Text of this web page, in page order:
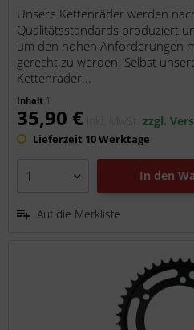
Unsere Kettenräder werden
Qualitätsstandards produziert
um den hohen Anforderungen
gerecht zu werden. Selbst
Kettenräder...
Inhalt 1
35,90 € inkl. MwSt.zzgl.
Lieferzeit 10 Werktage
In den
Auf die Merkliste